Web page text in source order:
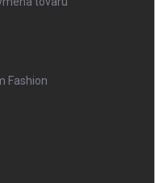
Fashion